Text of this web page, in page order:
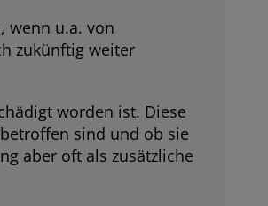
wenn u.a. von
zukünftig weiter
worden ist. Diese
sind und ob sie
aber oft als zusätzliche